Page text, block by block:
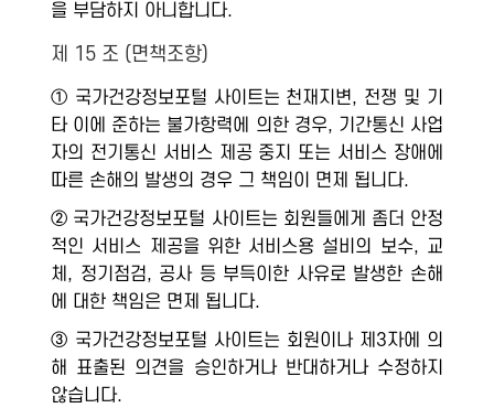
을 부담하지 아니합니다.
제 15 조 (면책조항)
① 국가건강정보포털 사이트는 천재지변, 전쟁 및 기
타 이에 준하는 불가항력에 의한 경우, 기간통신 사업
자의 전기통신 서비스 제공 중지 또는 서비스 장애에
따른 손해의 발생의 경우 그 책임이 면제 됩니다.
② 국가건강정보포털 사이트는 회원들에게 좀더 안정
적인 서비스 제공을 위한 서비스용 설비의 보수, 교
체, 정기점검, 공사 등 부득이한 사유로 발생한 손해
에 대한 책임은 면제 됩니다.
③ 국가건강정보포털 사이트는 회원이나 제3자에 의
해 표출된 의견을 승인하거나 반대하거나 수정하지
않습니다.